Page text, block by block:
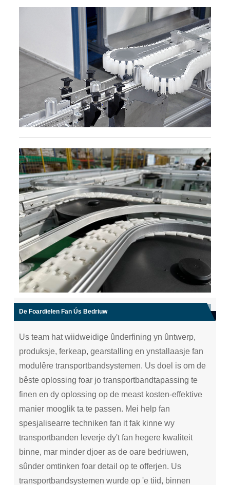
De Foardielen Fan Ús Bedriuw
Us team hat wiidweidige ûnderfining yn ûntwerp,
produksje, ferkeap, gearstalling en ynstallaasje fan
modulêre transportbandsystemen. Us doel is om de
bêste oplossing foar jo transportbandtapassing te
finen en dy oplossing op de meast kosten-effektive
manier mooglik ta te passen. Mei help fan
spesjalisearre techniken fan it fak kinne wy ​​
transportbanden leverje dy't fan hegere kwaliteit
binne, mar minder djoer as de oare bedriuwen,
sûnder omtinken foar detail op te offerjen. Us
transportbandsystemen wurde op 'e tiid, binnen